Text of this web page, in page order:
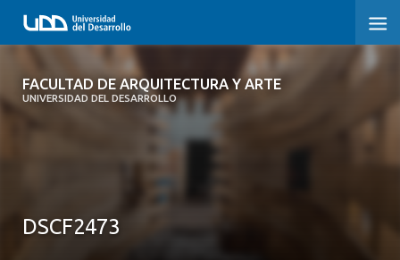
FACULTAD DE ARQUITECTURA Y ARTE
UNIVERSIDAD DEL DESARROLLO
FACULTAD DE ARQUITECTURA Y ARTE
DSCF2473